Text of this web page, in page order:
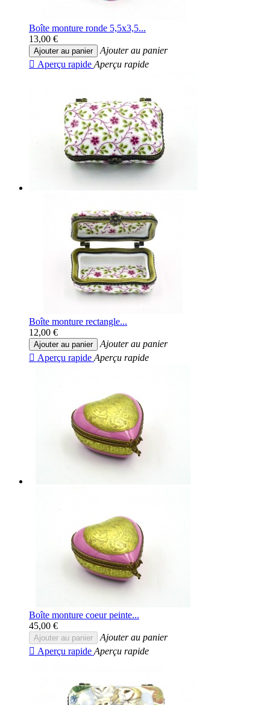
Boîte monture ronde 5,5x3,5...
13,00 €
Ajouter au panier
Ajouter au panier
 Aperçu rapide Aperçu rapide
Boîte monture rectangle...
12,00 €
Ajouter au panier
Ajouter au panier
 Aperçu rapide Aperçu rapide
Boîte monture coeur peinte...
45,00 €
Ajouter au panier
Ajouter au panier
 Aperçu rapide Aperçu rapide